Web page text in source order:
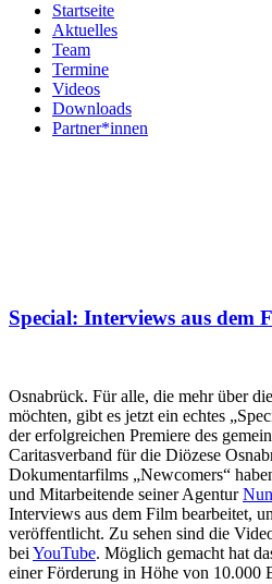
Startseite
Aktuelles
Team
Termine
Videos
Downloads
Partner*innen
Special: Interviews aus dem
Osnabrück. Für alle, die mehr über
möchten, gibt es jetzt ein echtes
der erfolgreichen Premiere des
Caritasverband für die Diözese
Dokumentarfilms „Newcomers“
und Mitarbeitende seiner Agentur
Interviews aus dem Film bearbeitet,
veröffentlicht. Zu sehen sind die
bei YouTube. Möglich gemacht hat
einer Förderung in Höhe von 10.000